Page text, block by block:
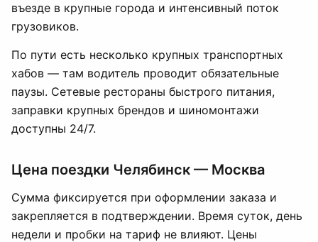
въезде в крупные города и интенсивный поток
грузовиков.
По пути есть несколько крупных транспортных
хабов — там водитель проводит обязательные
паузы. Сетевые рестораны быстрого питания,
заправки крупных брендов и шиномонтажи
доступны 24/7.
Цена поездки Челябинск — Москва
Сумма фиксируется при оформлении заказа и
закрепляется в подтверждении. Время суток, день
недели и пробки на тариф не влияют. Цены